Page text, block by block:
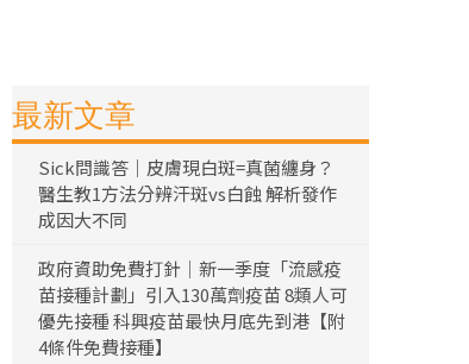
最新文章
Sick問識答｜皮膚現白斑=真菌纏身？
醫生教1方法分辨汗斑vs白蝕 解析發作
成因大不同
政府資助免費打針｜新一季度「流感疫
苗接種計劃」引入130萬劑疫苗 8類人可
優先接種 科興疫苗最快月底先到港【附
4條件免費接種】